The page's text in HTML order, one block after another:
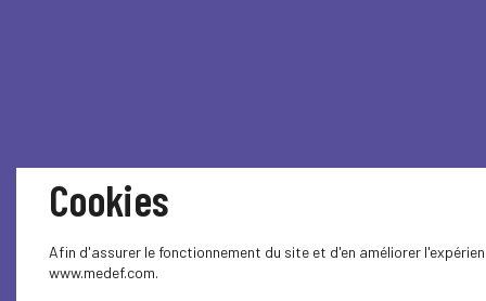
Cookies
Afin d'assurer le fonctionnement du site et d'en améliorer
www.medef.com.